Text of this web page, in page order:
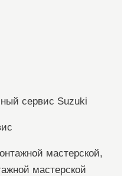
сервис Suzuki
мастерской,
мастерской